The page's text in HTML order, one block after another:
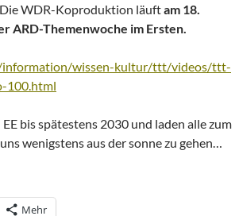
WDR-Koproduktion läuftam 18.
ARD-Themenwoche im Ersten.
information/wissen-kultur/ttt/videos/ttt-
100.html
bis spätestens 2030 und laden alle zum
wenigstens aus der sonne zu gehen…
Mehr